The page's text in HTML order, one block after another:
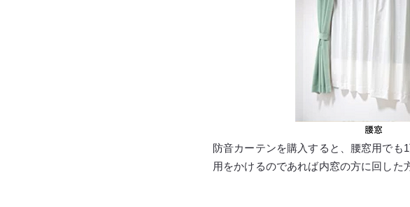
防音カーテンを購入すると、腰窓用で
用をかけるのであれば内窓の方に回した